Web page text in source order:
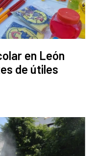
en León
de útiles